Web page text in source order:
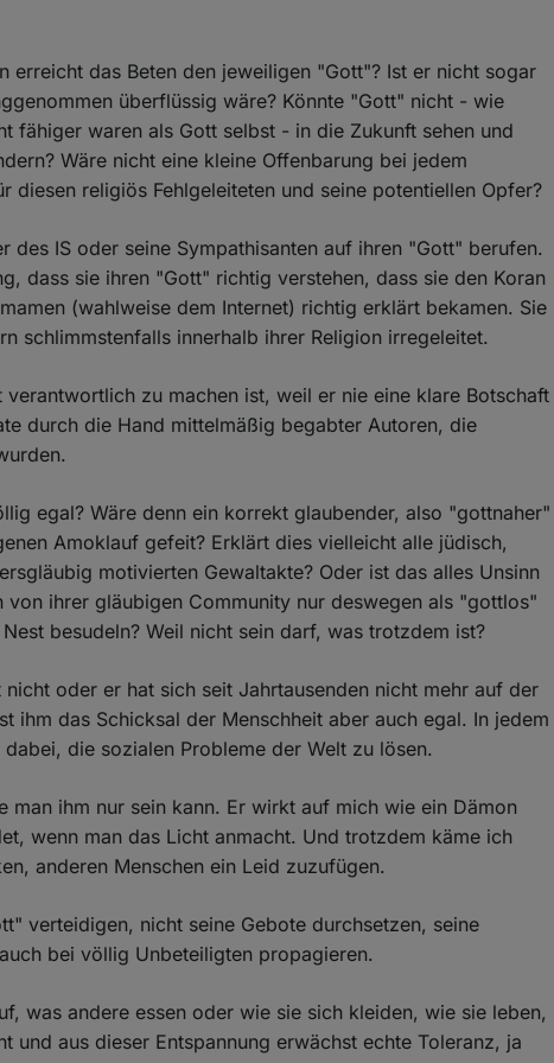
erreicht das Beten den jeweiligen "Gott"? Ist er nicht sogar
überflüssig wäre? Könnte "Gott" nicht - wie
fähiger waren als Gott selbst - in die Zukunft sehen und
Wäre nicht eine kleine Offenbarung bei jedem
diesen religiös Fehlgeleiteten und seine potentiellen Opfer?
des IS oder seine Sympathisanten auf ihren "Gott" berufen.
dass sie ihren "Gott" richtig verstehen, dass sie den Koran
(wahlweise dem Internet) richtig erklärt bekamen. Sie
schlimmstenfalls innerhalb ihrer Religion irregeleitet.
zu machen ist, weil er nie eine klare Botschaft
durch die Hand mittelmäßig begabter Autoren, die
egal? Wäre denn ein korrekt glaubender, also "gottnaher"
Amoklauf gefeit? Erklärt dies vielleicht alle jüdisch,
motivierten Gewaltakte? Oder ist das alles Unsinn
von ihrer gläubigen Community nur deswegen als "gottlos"
besudeln? Weil nicht sein darf, was trotzdem ist?
oder er hat sich seit Jahrtausenden nicht mehr auf der
ihm das Schicksal der Menschheit aber auch egal. In jedem
die sozialen Probleme der Welt zu lösen.
man ihm nur sein kann. Er wirkt auf mich wie ein Dämon
wenn man das Licht anmacht. Und trotzdem käme ich
anderen Menschen ein Leid zuzufügen.
verteidigen, nicht seine Gebote durchsetzen, seine
bei völlig Unbeteiligten propagieren.
was andere essen oder wie sie sich kleiden, wie sie leben,
und aus dieser Entspannung erwächst echte Toleranz, ja